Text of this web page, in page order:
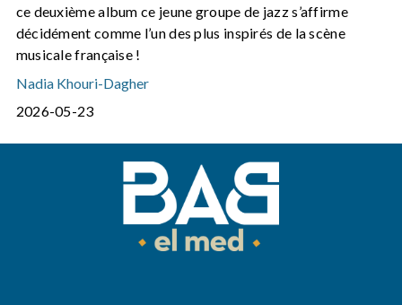
ce deuxième album ce jeune groupe de jazz s’affirme
décidément comme l’un des plus inspirés de la scène
musicale française !
Nadia Khouri-Dagher
2026-05-23